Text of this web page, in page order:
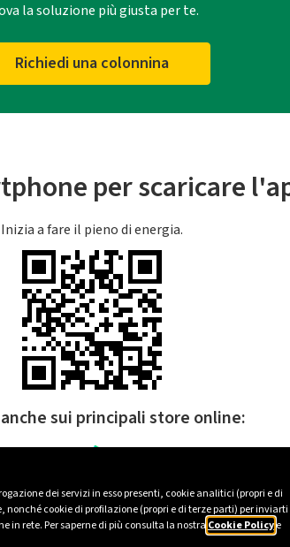
dei servizi in esso presenti, cookie analitici (propri e di
cookie di profilazione (propri e di terze parti) per inviarti
in rete. Per saperne di più consulta la nostra Cookie Policye
la soluzione più giusta per te.
Richiedi una colonnina
per scaricare
Inizia a fare il pieno di energia.
sui principali store online: